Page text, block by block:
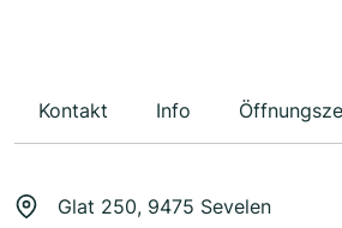
Kontakt Info
Glat 250, 9475 Sevelen